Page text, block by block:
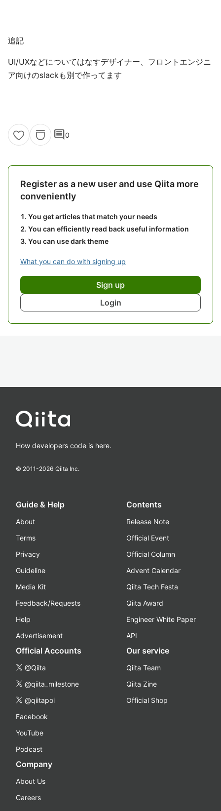
追記
UI/UXなどについてはなすデザイナー、フロントエンジニ
ア向けのslackも別で作ってます
comment0
Register as a new user and use Qiita more
conveniently
You get articles that match your needs
You can efficiently read back useful information
You can use dark theme
What you can do with signing up
Sign up
Login
How developers code is here.
© 2011-2026 Qiita Inc.
Guide & Help
About
Terms
Privacy
Guideline
Media Kit
Feedback/Requests
Help
Advertisement
Contents
Release Note
Official Event
Official Column
Advent Calendar
Qiita Tech Festa
Qiita Award
Engineer White Paper
API
Official Accounts
@Qiita
@qiita_milestone
@qiitapoi
Facebook
YouTube
Podcast
Our service
Qiita Team
Qiita Zine
Official Shop
Company
About Us
Careers